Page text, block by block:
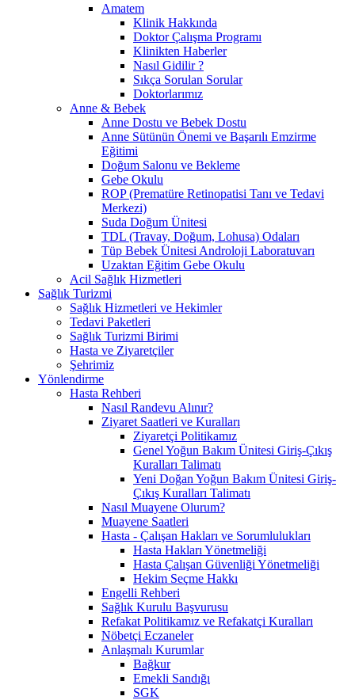
Amatem
Klinik Hakkında
Doktor Çalışma Programı
Klinikten Haberler
Nasıl Gidilir ?
Sıkça Sorulan Sorular
Doktorlarımız
Anne & Bebek
Anne Dostu ve Bebek Dostu
Anne Sütünün Önemi ve Başarılı Emzirme
Eğitimi
Doğum Salonu ve Bekleme
Gebe Okulu
ROP (Prematüre Retinopatisi Tanı ve Tedavi
Merkezi)
Suda Doğum Ünitesi
TDL (Travay, Doğum, Lohusa) Odaları
Tüp Bebek Ünitesi Androloji Laboratuvarı
Uzaktan Eğitim Gebe Okulu
Acil Sağlık Hizmetleri
Sağlık Turizmi
Sağlık Hizmetleri ve Hekimler
Tedavi Paketleri
Sağlık Turizmi Birimi
Hasta ve Ziyaretçiler
Şehrimiz
Yönlendirme
Hasta Rehberi
Nasıl Randevu Alınır?
Ziyaret Saatleri ve Kuralları
Ziyaretçi Politikamız
Genel Yoğun Bakım Ünitesi Giriş-Çıkış
Kuralları Talimatı
Yeni Doğan Yoğun Bakım Ünitesi Giriş-
Çıkış Kuralları Talimatı
Nasıl Muayene Olurum?
Muayene Saatleri
Hasta - Çalışan Hakları ve Sorumlulukları
Hasta Hakları Yönetmeliği
Hasta Çalışan Güvenliği Yönetmeliği
Hekim Seçme Hakkı
Engelli Rehberi
Sağlık Kurulu Başvurusu
Refakat Politikamız ve Refakatçi Kuralları
Nöbetçi Eczaneler
Anlaşmalı Kurumlar
Bağkur
Emekli Sandığı
SGK